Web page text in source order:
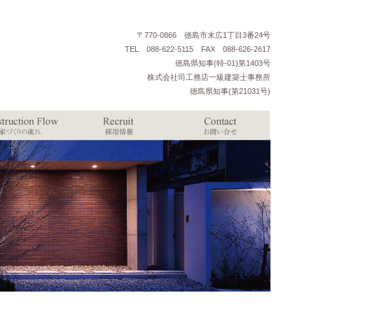
〒770-0866 徳島市末広1丁目3番24号
TEL 088-622-5115 FAX 088-626-2617
徳島県知事(特-01)第1403号
株式会社司工務店一級建築士事務所
徳島県知事(第21031号)